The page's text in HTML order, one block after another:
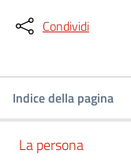
Condividi
Indice della pagina
La persona